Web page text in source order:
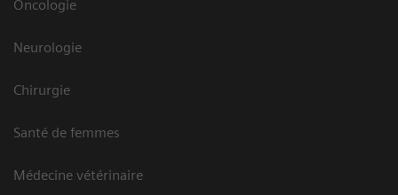
Oncologie
Neurologie
Chirurgie
Santé de femmes
Médecine vétérinaire